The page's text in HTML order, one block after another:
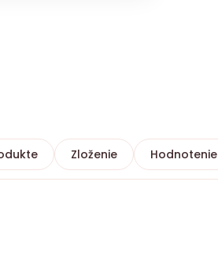
Zloženie Hodnotenie